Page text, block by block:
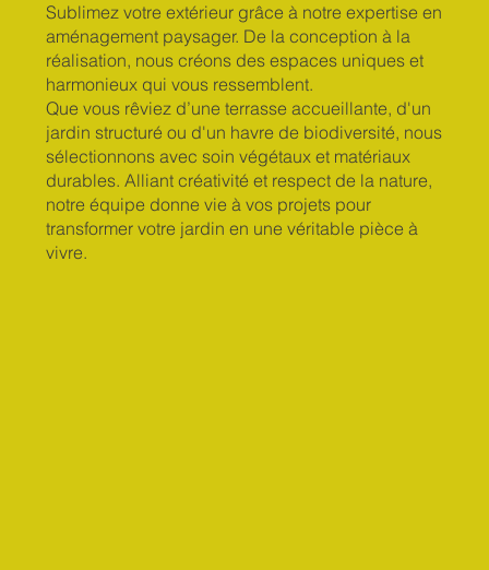
Sublimez votre extérieur grâce à notre expertise en
aménagement paysager. De la conception à la
réalisation, nous créons des espaces uniques et
harmonieux qui vous ressemblent.
Que vous rêviez d’une terrasse accueillante, d'un
jardin structuré ou d'un havre de biodiversité, nous
sélectionnons avec soin végétaux et matériaux
durables. Alliant créativité et respect de la nature,
notre équipe donne vie à vos projets pour
transformer votre jardin en une véritable pièce à
vivre.